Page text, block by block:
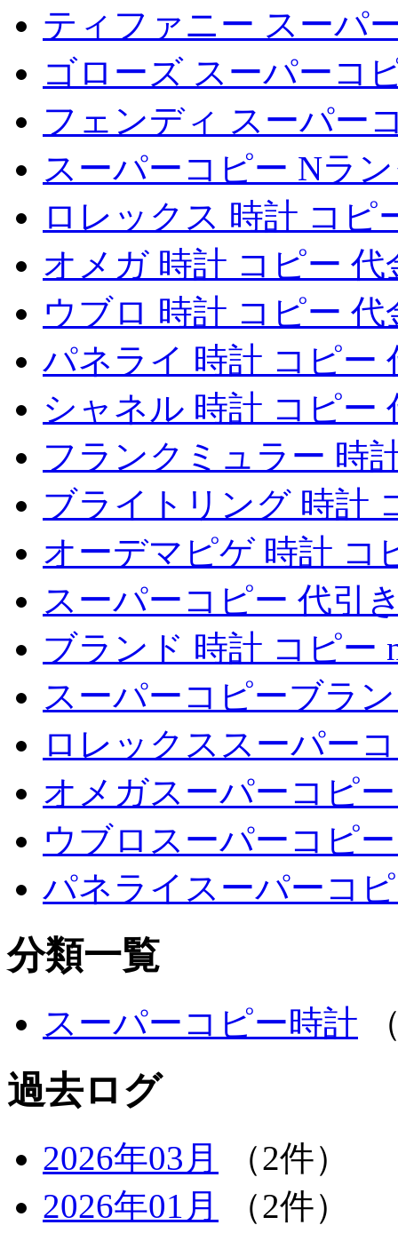
ティファニー スーパ
ゴローズ スーパーコ
フェンディ スーパー
スーパーコピー Nラ
ロレックス 時計 コピ
オメガ 時計 コピー 代
ウブロ 時計 コピー 代
パネライ 時計 コピー
シャネル 時計 コピー
フランクミュラー 時
ブライトリング 時計
オーデマピゲ 時計 コ
スーパーコピー 代引
ブランド 時計 コピー
スーパーコピーブラ
ロレックススーパー
オメガスーパーコピ
ウブロスーパーコピ
パネライスーパーコ
分類一覧
スーパーコピー時計
過去ログ
2026年03月
（2件）
2026年01月
（2件）